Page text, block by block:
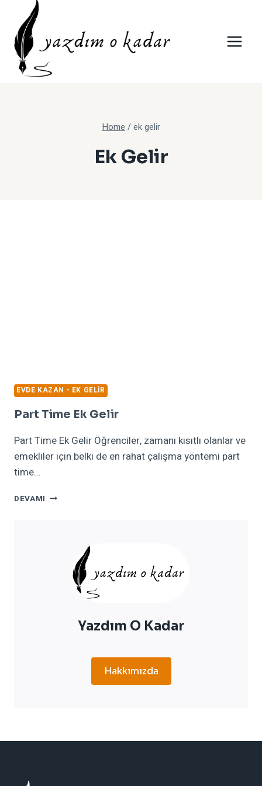
content
Home / ek gelir
Ek Gelir
EVDE KAZAN - EK GELIR
Part Time Ek Gelir
Part Time Ek Gelir Öğrenciler, zamanı kısıtlı olanlar ve
emekliler için belki de en rahat çalışma yöntemi part
time…
DEVAMI PART
Yazdım O Kadar
Hakkımızda